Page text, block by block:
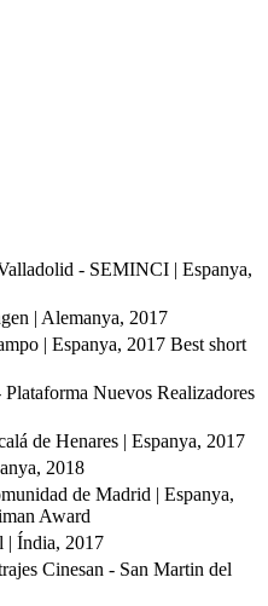
- SEMINCI | Espanya,
| Alemanya, 2017
| Espanya, 2017 Best short
Nuevos Realizadores
de Henares | Espanya, 2017
2018
de Madrid | Espanya,
Award
| Índia, 2017
Cinesan - San Martin del